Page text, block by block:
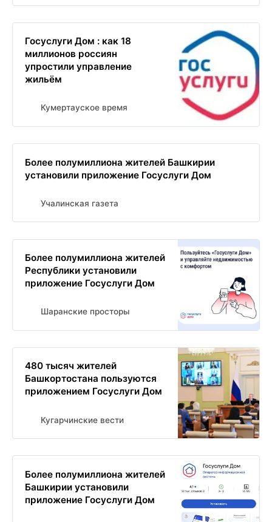
Госуслуги Дом : как 18
миллионов россиян
упростили управление
жильём
Кумертауское время
Более полумиллиона жителей Башкирии
установили приложение Госуслуги Дом
Учалинская газета
Более полумиллиона жителей
Республики установили
приложение Госуслуги Дом
Шаранские просторы
480 тысяч жителей
Башкортостана пользуются
приложением Госуслуги Дом
Кугарчинские вести
Более полумиллиона жителей
Башкирии установили
приложение Госуслуги Дом